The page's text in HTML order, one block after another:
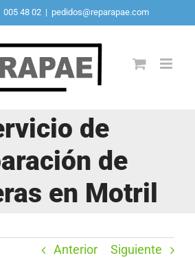
005 48 02 | pedidos@reparapae.com
de
de
en Motril
Anterior Siguiente